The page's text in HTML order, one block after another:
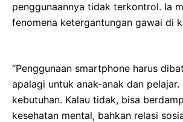
penggunaannya tidak terkontrol. Ia
fenomena ketergantungan gawai di
“Penggunaan smartphone harus
apalagi untuk anak-anak dan pelajar.
kebutuhan. Kalau tidak, bisa
kesehatan mental, bahkan relasi